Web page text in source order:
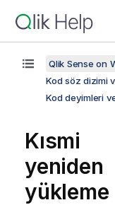
Qlik Sense on
Kod söz dizimi
Kod deyimleri
Kısmi
yeniden
yükleme